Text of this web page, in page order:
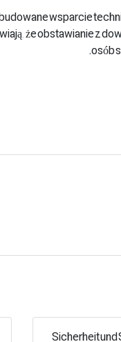
wsparcie
że obstawianie z
osób
Sicherheit